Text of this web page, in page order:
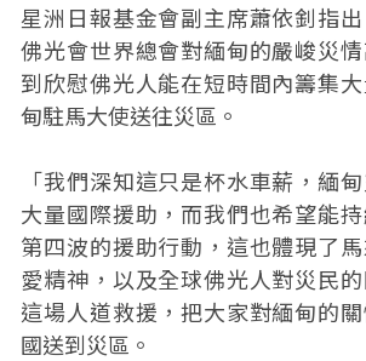
星洲日報基金會副主席蕭依釗指
佛光會世界總會對緬甸的嚴峻災
到欣慰佛光人能在短時間內籌集
甸駐馬大使送往災區。
「我們深知這只是杯水車薪，緬
大量國際援助，而我們也希望能
第四波的援助行動，這也體現了
愛精神，以及全球佛光人對災民的
這場人道救援，把大家對緬甸的
國送到災區。